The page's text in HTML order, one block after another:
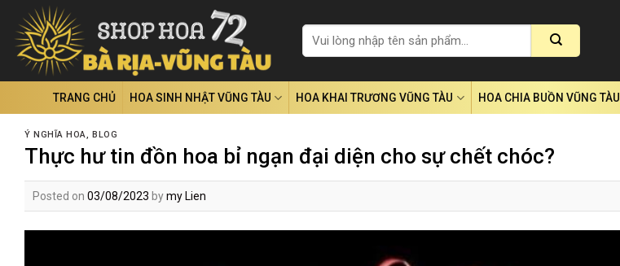
content
Tìm
kiếm:
TRANG CHỦ HOA SINH NHẬT VŨNG TÀU HOA KHAI TRƯƠNG VŨNG TÀU HOA CHIA BUỒN VŨNG TÀU
Ý NGHĨA HOA, BLOG
Thực hư tin đồn hoa bỉ ngạn đại diện cho sự chết chóc?
Posted on 03/08/2023 bymy Lien